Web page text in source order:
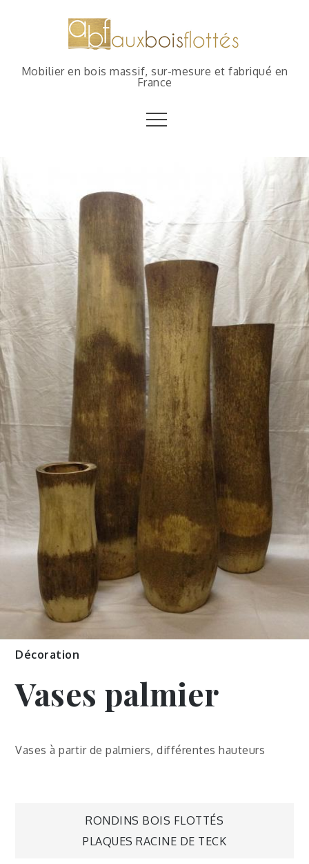
Mobilier en bois massif, sur-mesure et fabriqué en
France
Décoration
Vases palmier
Vases à partir de palmiers, différentes hauteurs
RONDINS BOIS FLOTTÉS
PLAQUES RACINE DE TECK